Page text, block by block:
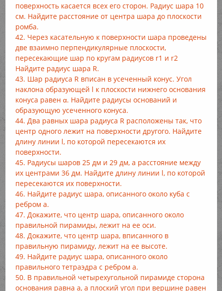
поверхность касается всех его сторон. Радиус шара 10
см. Найдите расстояние от центра шара до плоскости
ромба.
42. Через касательную к поверхности шара проведены
две взаимно перпендикулярные плоскости,
пересекающие шар по кругам радиусов r1 и r2
Найдите радиус шара R.
43. Шар радиуса R вписан в усеченный конус. Угол
наклона образующей l к плоскости нижнего основания
конуса равен α. Найдите радиусы оснований и
образующую усеченного конуса.
44. Два равных шара радиуса R расположены так, что
центр одного лежит на поверхности другого. Найдите
длину линии l, по которой пересекаются их
поверхности.
45. Радиусы шаров 25 дм и 29 дм, а расстояние между
их центрами 36 дм. Найдите длину линии l, по которой
пересекаются их поверхности.
46. Найдите радиус шара, описанного около куба с
ребром а.
47. Докажите, что центр шара, описанного около
правильной пирамиды, лежит на ее оси.
48. Докажите, что центр шара, вписанного в
правильную пирамиду, лежит на ее высоте.
49. Найдите радиус шара, описанного около
правильного тетраэдра с ребром а.
50. В правильной четырехугольной пирамиде сторона
основания равна а, а плоский угол при вершине равен